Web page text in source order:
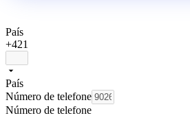
País
+421
País
Número de telefone
Número de telefone